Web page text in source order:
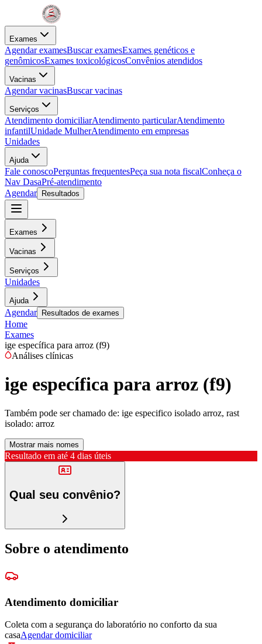
Exames
Agendar examesBuscar examesExames genéticos e
genômicosExames toxicológicosConvênios atendidos
Vacinas
Agendar vacinasBuscar vacinas
Serviços
Atendimento domiciliarAtendimento particularAtendimento
infantilUnidade MulherAtendimento em empresas
Unidades
Ajuda
Fale conoscoPerguntas frequentesPeça sua nota fiscalConheça o
Nav DasaPré-atendimento
Agendar
Resultados
Exames
Vacinas
Serviços
Unidades
Ajuda
Agendar Resultados de exames
Home
Exames
ige específica para arroz (f9)
Análises clínicas
ige específica para arroz (f9)
Também pode ser chamado de: ige especifico isolado arroz, rast
isolado: arroz
Mostrar mais nomes
Resultado em até 4 dias úteis
Qual seu convênio?
Sobre o atendimento
Atendimento domiciliar
Coleta com a segurança do laboratório no conforto da sua
casaAgendar domiciliar